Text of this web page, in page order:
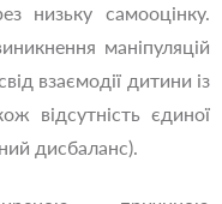
низьку самооцінку.
маніпуляцій
взаємодії дитини із
відсутність єдиної
дисбаланс).